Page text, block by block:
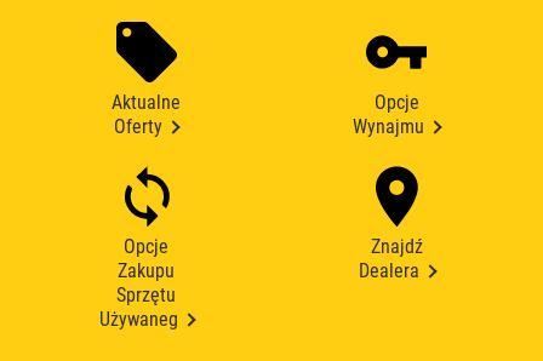
Aktualne
Oferty
Opcje
Wynajmu
Opcje
Zakupu
Sprzętu
Używaneg
Znajdź
Dealera